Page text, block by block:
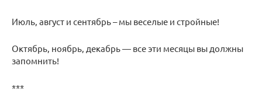
Июль, август и сентябрь – мы веселые и стройные!
Октябрь, ноябрь, декабрь — все эти месяцы вы должны
запомнить!
***